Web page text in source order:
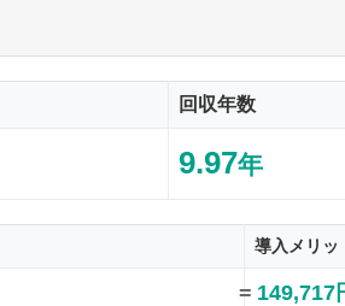
回収年数
9.97年
導入メリッ
= 149,717